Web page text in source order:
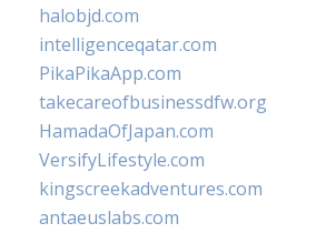
halobjd.com
intelligenceqatar.com
PikaPikaApp.com
takecareofbusinessdfw.org
HamadaOfJapan.com
VersifyLifestyle.com
kingscreekadventures.com
antaeuslabs.com